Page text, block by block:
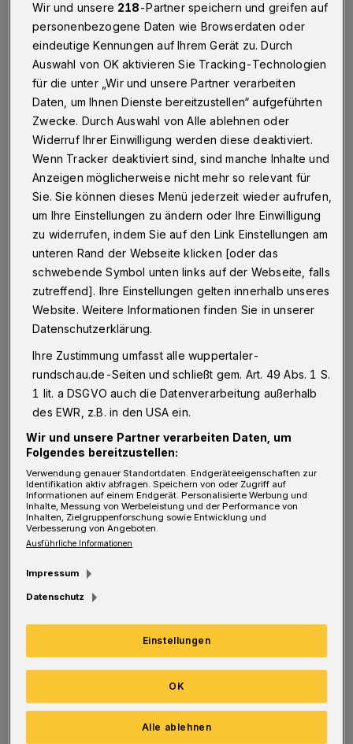
30.12.2019 , 12:30 Uhr Eine Minute Lesezeit
A uch ich appelliere (und viele meiner
Bekannten) dringend an Sie, das
Fahrplanbuch umgehend in Druck zu geben.
Auch ich habe nichts gegen eine Schutzgebühr
des Planes. Wurde die nicht vor Jahren schon
dafür erhoben?
Wieso setzen Sie voraus, dass jeder
Internetzugang hat oder haben möchte? Und
wenn ja, sind die Angaben nie so
übersichtlich, als wenn ich mir die Verbindung
selbst aus dem Fahrplanbuch heraussuchen
kann, zumal ich oft in andere Stadtteile fahre
und umsteigen muss.
Ich habe ein Auto, kaufe mir aber ein
geworden – bisher 57,25 Euro, jetzt 58,75
wird getönt, der Umwelt zuliebe auf Bus und
Bahn umzusteigen – und gleichzeitig wird so
ein wichtiges Fahrplanbuch gestrichen. Eine
Wir und unsere 218-Partner speichern und greifen auf
personenbezogene Daten wie Browserdaten oder
eindeutige Kennungen auf Ihrem Gerät zu. Durch
Auswahl von OK aktivieren Sie Tracking-Technologien
für die unter „Wir und unsere Partner verarbeiten
Daten, um Ihnen Dienste bereitzustellen“ aufgeführten
Zwecke. Durch Auswahl von Alle ablehnen oder
Widerruf Ihrer Einwilligung werden diese deaktiviert.
Wenn Tracker deaktiviert sind, sind manche Inhalte und
Anzeigen möglicherweise nicht mehr so relevant für
Sie. Sie können dieses Menü jederzeit wieder aufrufen,
um Ihre Einstellungen zu ändern oder Ihre Einwilligung
zu widerrufen, indem Sie auf den Link Einstellungen am
unteren Rand der Webseite klicken [oder das
schwebende Symbol unten links auf der Webseite, falls
zutreffend]. Ihre Einstellungen gelten innerhalb unseres
Website. Weitere Informationen finden Sie in unserer
Datenschutzerklärung.
Ihre Zustimmung umfasst alle wuppertaler-
rundschau.de-Seiten und schließt gem. Art. 49 Abs. 1 S.
1 lit. a DSGVO auch die Datenverarbeitung außerhalb
des EWR, z.B. in den USA ein.
Wir und unsere Partner verarbeiten Daten, um
Folgendes bereitzustellen:
Verwendung genauer Standortdaten. Endgeräteeigenschaften zur
Identifikation aktiv abfragen. Speichern von oder Zugriff auf
Informationen auf einem Endgerät. Personalisierte Werbung und
Inhalte, Messung von Werbeleistung und der Performance von
Inhalten, Zielgruppenforschung sowie Entwicklung und
Verbesserung von Angeboten.
Ausführliche Informationen
Impressum
Datenschutz
Einstellungen
Alle ablehnen
OK